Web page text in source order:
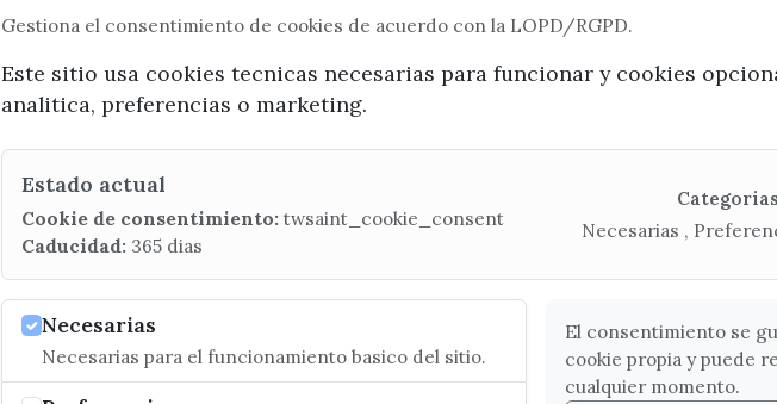
x / twitter
(+34) 952 541 104
C/ Poniente, 2. CP 29740 - Torre del Mar
Gestiona el consentimiento de cookies de acuerdo con la LOPD/RGPD.
Este sitio usa cookies tecnicas necesarias para funcionar y cookies
analitica, preferencias o marketing.
Estado actual
Cookie de consentimiento: twsaint_cookie_consent
Caducidad: 365 dias
Necesarias ,
Necesarias
Necesarias para el funcionamiento basico del sitio.
El consentimiento se
cookie propia y puede
cualquier momento.